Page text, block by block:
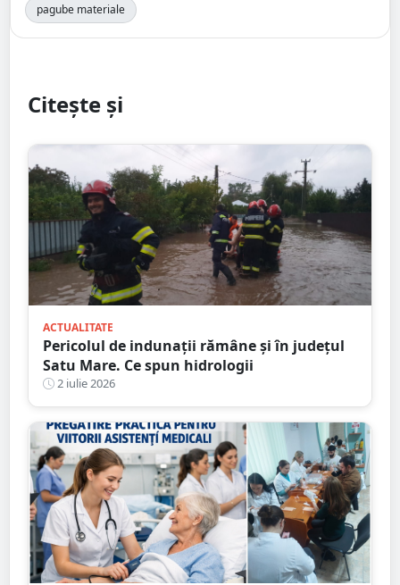
pagube materiale
Citește și
ACTUALITATE
Pericolul de indunații rămâne și în județul
Satu Mare. Ce spun hidrologii
2 iulie 2026